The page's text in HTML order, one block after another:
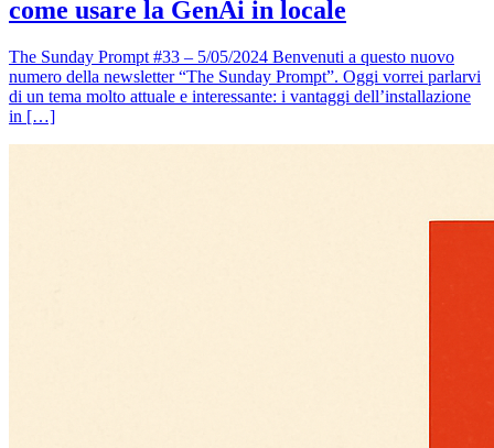
come usare la GenAi in locale
The Sunday Prompt #33 – 5/05/2024 Benvenuti a questo nuovo
numero della newsletter “The Sunday Prompt”. Oggi vorrei parlarvi
di un tema molto attuale e interessante: i vantaggi dell’installazione
in […]